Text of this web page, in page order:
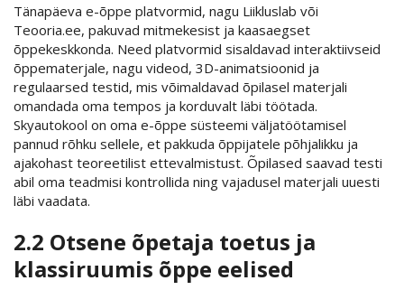
Tänapäeva e-õppe platvormid, nagu Liikluslab või
Teooria.ee, pakuvad mitmekesist ja kaasaegset
õppekeskkonda. Need platvormid sisaldavad interaktiivseid
õppematerjale, nagu videod, 3D-animatsioonid ja
regulaarsed testid, mis võimaldavad õpilasel materjali
omandada oma tempos ja korduvalt läbi töötada.
Skyautokool on oma e-õppe süsteemi väljatöötamisel
pannud rõhku sellele, et pakkuda õppijatele põhjalikku ja
ajakohast teoreetilist ettevalmistust. Õpilased saavad testi
abil oma teadmisi kontrollida ning vajadusel materjali uuesti
läbi vaadata.
2.2 Otsene õpetaja toetus ja
klassiruumis õppe eelised